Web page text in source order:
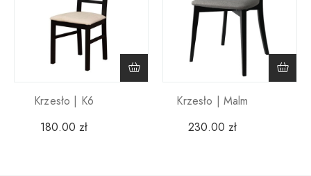
Krzesło | K6
180.00 zł
Krzesło | Malm
230.00 zł